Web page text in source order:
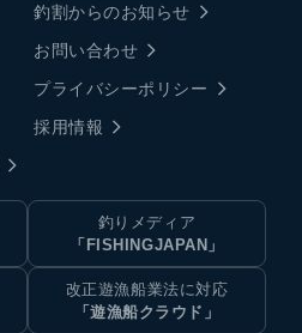
釣割からのお知らせ
お問い合わせ
プライバシーポリシー
採用情報
釣りメディア
「FISHINGJAPAN」
改正遊漁船業法に対応
「遊漁船クラウド」